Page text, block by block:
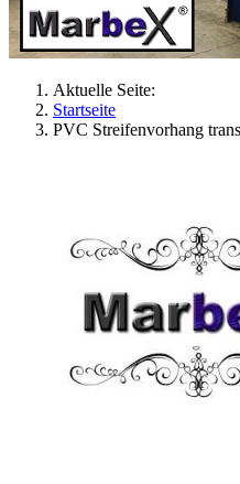
Aktuelle Seite:
Startseite
PVC Streifenvorhang